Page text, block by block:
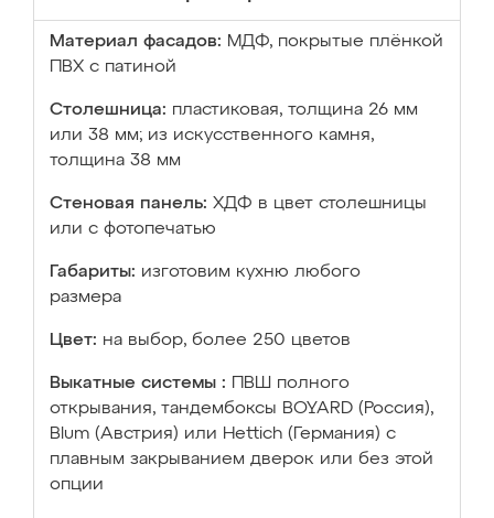
Материал фасадов: МДФ, покрытые плёнкой
ПВХ с патиной
Столешница: пластиковая, толщина 26 мм
или 38 мм; из искусственного камня,
толщина 38 мм
Стеновая панель: ХДФ в цвет столешницы
или с фотопечатью
Габариты: изготовим кухню любого
размера
Цвет: на выбор, более 250 цветов
Выкатные системы :
ПВШ полного
открывания, тандембоксы BOYARD (Россия),
Blum (Австрия) или Hettich (Германия) с
плавным закрыванием дверок или без этой
опции